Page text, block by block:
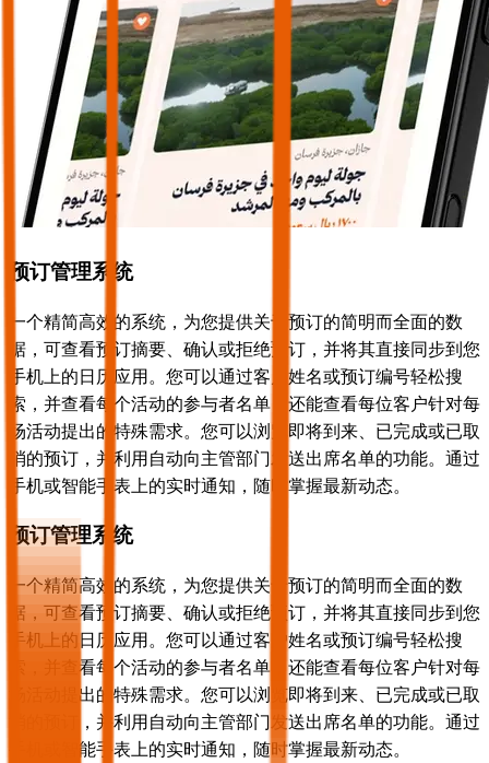
预订管理系统
一个精简高效的系统，为您提供关于预订的简明而全面的数
据，可查看预订摘要、确认或拒绝预订，并将其直接同步到您
手机上的日历应用。您可以通过客户姓名或预订编号轻松搜
索，并查看每个活动的参与者名单，还能查看每位客户针对每
场活动提出的特殊需求。您可以浏览即将到来、已完成或已取
消的预订，并利用自动向主管部门发送出席名单的功能。通过
手机或智能手表上的实时通知，随时掌握最新动态。
预订管理系统
一个精简高效的系统，为您提供关于预订的简明而全面的数
据，可查看预订摘要、确认或拒绝预订，并将其直接同步到您
手机上的日历应用。您可以通过客户姓名或预订编号轻松搜
索，并查看每个活动的参与者名单，还能查看每位客户针对每
场活动提出的特殊需求。您可以浏览即将到来、已完成或已取
消的预订，并利用自动向主管部门发送出席名单的功能。通过
手机或智能手表上的实时通知，随时掌握最新动态。